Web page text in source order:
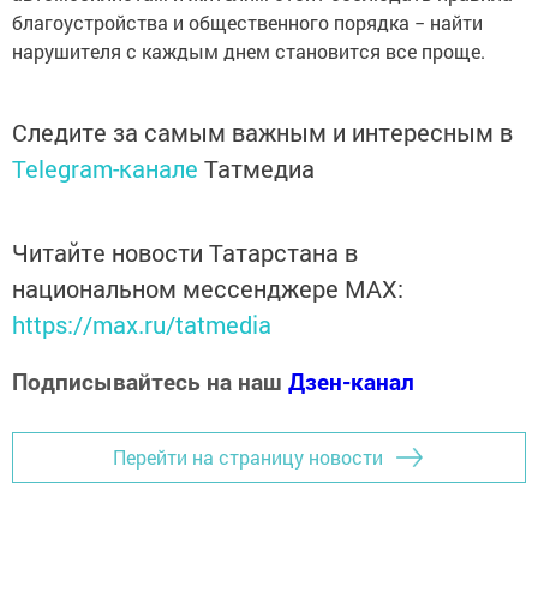
благоустройства и общественного порядка − найти
нарушителя с каждым днем становится все проще.
Следите за самым важным и интересным в
Telegram-канале Татмедиа
Читайте новости Татарстана в
национальном мессенджере MАХ:
https://max.ru/tatmedia
Подписывайтесь на наш Дзен-канал
Перейти на страницу новости